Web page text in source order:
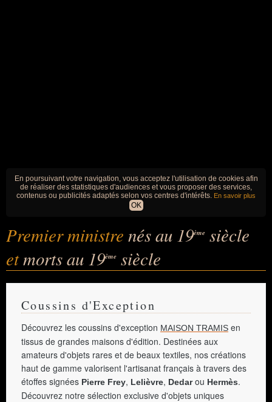
En poursuivant votre navigation, vous acceptez l'utilisation de cookies afin
de réaliser des statistiques d'audiences et vous proposer des services,
contenus ou publicités adaptés selon vos centres d'intérêts. En savoir plus
OK
Premier ministre nés au 19ème siècle
etmorts au 19ème siècle
Coussins d'Exception
Découvrez les coussins d'exception MAISON TRAMIS en
tissus de grandes maisons d'édition. Destinées aux
amateurs d'objets rares et de beaux textiles, nos créations
haut de gamme valorisent l'artisanat français à travers des
étoffes signées Pierre Frey, Lelièvre, Dedarou Hermès.
Découvrez notre sélection exclusive d'objets uniques